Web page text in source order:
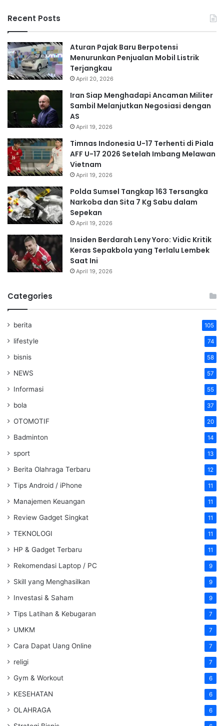
Recent Posts
Aturan Pajak Baru Berpotensi
Menurunkan Penjualan Mobil Listrik
Terjangkau
April 20, 2026
Iran Siap Menghadapi Ancaman Militer
Sambil Melanjutkan Negosiasi dengan
AS
April 19, 2026
Timnas Indonesia U-17 Terhenti di Piala
AFF U-17 2026 Setelah Imbang Melawan
Vietnam
April 19, 2026
Polda Sumsel Tangkap 163 Tersangka
Narkoba dan Sita 7 Kg Sabu dalam
Sepekan
April 19, 2026
Insiden Berdarah Leny Yoro: Vidic Kritik
Keras Sepakbola yang Terlalu Lembek
Saat Ini
April 19, 2026
Categories
berita 105
lifestyle 74
bisnis 58
NEWS 57
Informasi 55
bola 37
OTOMOTIF 20
Badminton 14
sport 13
Berita Olahraga Terbaru 12
Tips Android / iPhone 11
Manajemen Keuangan 11
Review Gadget Singkat 11
TEKNOLOGI 11
HP & Gadget Terbaru 11
Rekomendasi Laptop / PC 9
Skill yang Menghasilkan 9
Investasi & Saham 9
Tips Latihan & Kebugaran 7
UMKM 7
Cara Dapat Uang Online 7
religi 7
Gym & Workout 6
KESEHATAN 6
OLAHRAGA 6